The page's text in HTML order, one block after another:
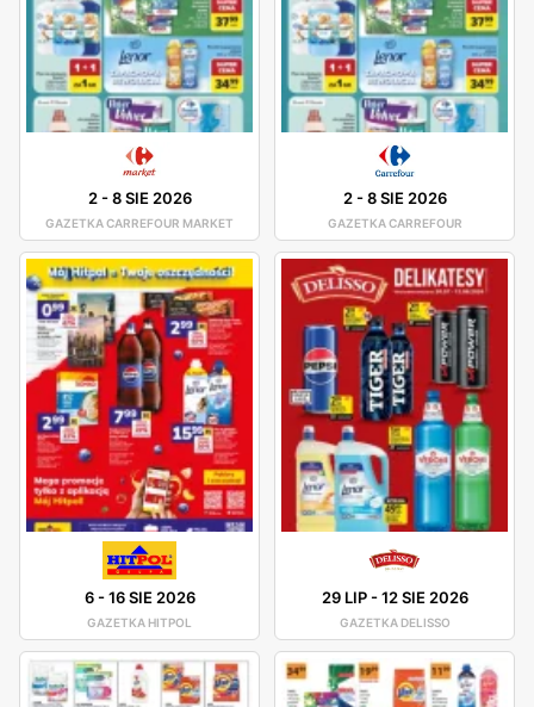
2-8 SIE 2026
GAZETKA CARREFOUR MARKET
2-8 SIE 2026
GAZETKA CARREFOUR
6-16 SIE 2026
GAZETKA HITPOL
29 LIP-12 SIE 2026
GAZETKA DELISSO